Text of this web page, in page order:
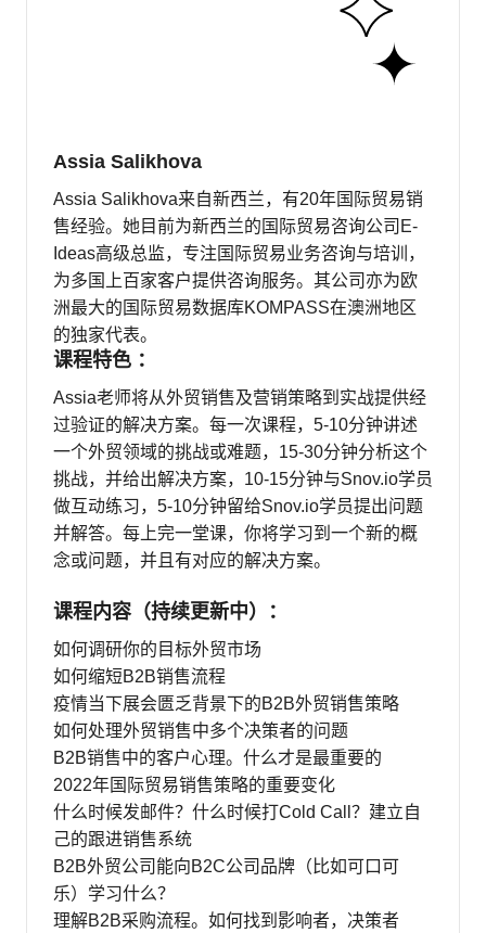
Assia Salikhova
Assia Salikhova来自新西兰，有20年国际贸易销
售经验。她目前为新西兰的国际贸易咨询公司E-
Ideas高级总监，专注国际贸易业务咨询与培训，
为多国上百家客户提供咨询服务。其公司亦为欧
洲最大的国际贸易数据库KOMPASS在澳洲地区
的独家代表。
课程特色 ：
Assia老师将从外贸销售及营销策略到实战提供经
过验证的解决方案。每一次课程，5-10分钟讲述
一个外贸领域的挑战或难题，15-30分钟分析这个
挑战，并给出解决方案，10-15分钟与Snov.io学员
做互动练习，5-10分钟留给Snov.io学员提出问题
并解答。每上完一堂课，你将学习到一个新的概
念或问题，并且有对应的解决方案。
课程内容（持续更新中）：
如何调研你的目标外贸市场
如何缩短B2B销售流程
疫情当下展会匮乏背景下的B2B外贸销售策略
如何处理外贸销售中多个决策者的问题
B2B销售中的客户心理。什么才是最重要的
2022年国际贸易销售策略的重要变化
什么时候发邮件？什么时候打Cold Call？建立自
己的跟进销售系统
B2B外贸公司能向B2C公司品牌（比如可口可
乐）学习什么？
理解B2B采购流程。如何找到影响者，决策者